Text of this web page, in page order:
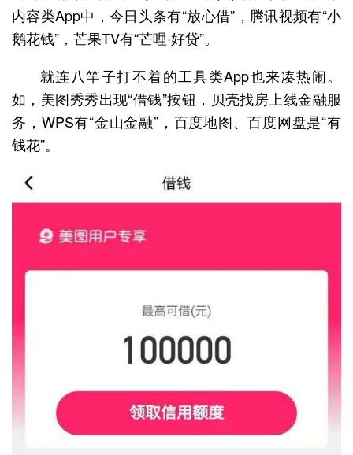
内容类App中，今日头条有“放心借”，腾讯视频有“小
鹅花钱”，芒果TV有“芒哩·好贷”。
就连八竿子打不着的工具类App也来凑热闹。
如，美图秀秀出现“借钱”按钮，贝壳找房上线金融服
务，WPS有“金山金融”，百度地图、百度网盘是“有
钱花”。